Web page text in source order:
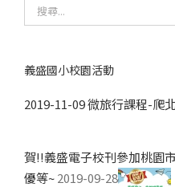
尋
果：
義盛國小校園活動
2019-11-09 微旅行課程-爬
賀!!義盛電子校刊參加桃園
優等~2019-09-28